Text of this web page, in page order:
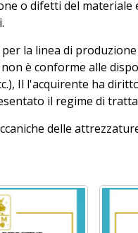
o difetti del
la linea di
è conforme alle
Il l'acquirente ha
il regime di
delle